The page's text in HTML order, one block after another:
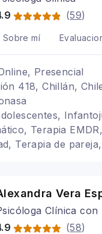
(59)
Sobre mí
Presencial
418, Chillán,
Terapia
Terapia de
Vera
Clínica
(58)